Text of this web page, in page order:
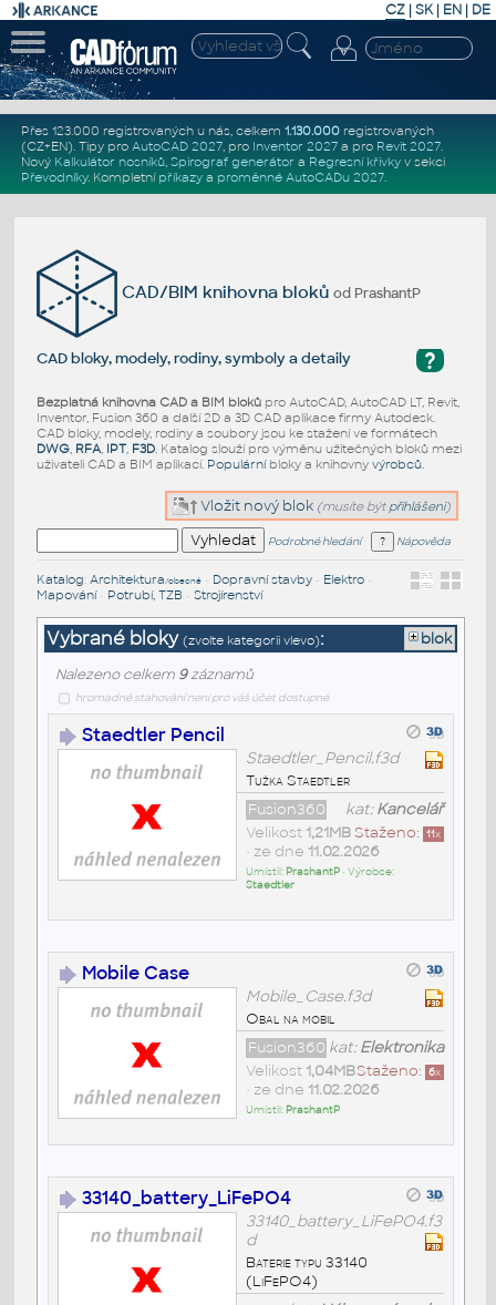
CZ | SK| EN | DE
Přes 123.000 registrovaných u nás, celkem 1.130.000registrovaných
(CZ+EN). Tipy pro AutoCAD 2027, pro Inventor 2027a pro Revit 2027.
Nový Kalkulátor nosníků, Spirograf generátor a Regresní křivkyv sekci
Převodníky. Kompletní příkazya proměnné AutoCADu 2027.
CAD/BIM knihovna blokůod PrashantP
?
CAD bloky, modely, rodiny, symboly a detaily
Bezplatná knihovna CAD a BIM blokůpro AutoCAD, AutoCAD LT, Revit,
Inventor, Fusion 360 a další 2D a 3D CAD aplikace firmy Autodesk.
CAD bloky, modely, rodiny a soubory jsou ke stažení ve formátech
DWG, RFA, IPT, F3D. Katalog slouží pro výměnu užitečných bloků mezi
uživateli CAD a BIM aplikací. Populárníbloky a knihovny výrobců.
Vložit nový blok (musíte být přihlášeni)
Podrobné hledání Nápověda
Katalog: Architektura/obecné• Dopravní stavby• Elektro•
Mapování• Potrubí, TZB • Strojírenství
Vybrané bloky (zvolte kategorii vlevo): blok
Nalezeno celkem 9záznamů
hromadné stahování není pro váš účet dostupné
Staedtler Pencil
Staedtler_Pencil.f3d
Tužka Staedtler
kat:Kancelář
Fusion360
Staženo: 11x
Velikost 1,21MB
• ze dne 11.02.2026
Umístil: PrashantP• Výrobce:
Staedtler
Mobile Case
Mobile_Case.f3d
Obal na mobil
kat:Elektronika
Fusion360
Staženo: 6x
Velikost 1,04MB
• ze dne 11.02.2026
Umístil: PrashantP
33140_battery_LiFePO4
33140_battery_LiFePO4.f3
d
Baterie typu 33140
(LiFePO4)